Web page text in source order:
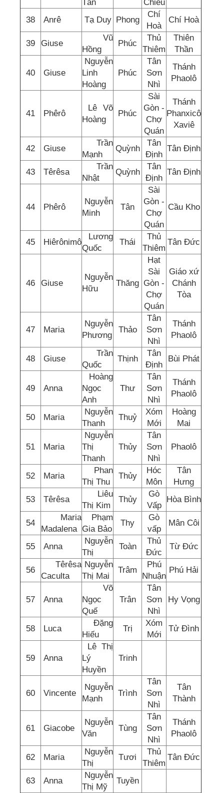
Tấn Chiếu
38 Anrê Tạ Duy Phong
Chí
Hoà
Chí Hoà
39 Giuse
Vũ
Hồng
Phúc
Thủ
Thiêm
Thiên
Thần
40 Giuse
Nguyễn
Linh
Hoàng
Phúc
Tân
Sơn
Nhì
Thánh
Phaolô
41 Phêrô
Lê Võ
Hoàng
Phúc
Sài
Gòn -
Chợ
Quán
Thánh
Phanxicô
Xaviê
42 Giuse
Trần
Mạnh
Quỳnh
Tân
Định
Tân Định
43 Têrêsa
Trần
Nhật
Quỳnh
Tân
Định
Tân Định
44 Phêrô
Nguyễn
Minh
Tân
Sài
Gòn -
Chợ
Quán
Cầu Kho
45 Hiêrônimô
Lương
Quốc
Thái
Thủ
Thiêm
Tân Đức
46 Giuse
Nguyễn
Hữu
Thăng
Hạt
Sài
Gòn -
Chợ
Quán
Giáo xứ
Chánh
Tòa
47 Maria
Nguyễn
Phương
Thảo
Tân
Sơn
Nhì
Thánh
Phaolô
48 Giuse
Trần
Quốc
Thịnh
Tân
Định
Bùi Phát
49 Anna
Hoàng
Ngọc
Anh
Thư
Tân
Sơn
Nhì
Thánh
Phaolô
50 Maria
Nguyễn
Thanh
Thuỷ
Xóm
Mới
Hoàng
Mai
51 Maria
Nguyễn
Thị
Thanh
Thủy
Tân
Sơn
Nhì
Phaolô
52 Maria
Phan
Thị Thu
Thủy
Hóc
Môn
Tân
Hưng
53
Têrêsa
Liêu
Thị Kim
Thủy
Gò
Vấp
Hòa Bình
54
Maria
Madalena
Phạm
Gia Bảo
Thy
Gò
vấp
Mân Côi
55 Anna
Nguyễn
Thị
Toàn
Thủ
Đức
Từ Đức
56
Têrêsa
Caculta
Nguyễn
Thị Mai
Trâm
Phú
Nhuận
Phú Hải
57 Anna
Võ
Ngọc
Quế
Trân
Tân
Sơn
Nhì
Hy Vọng
58 Luca
Đặng
Hiếu
Trị
Xóm
Mới
Tử Đình
59 Anna
Lê Thị
Lý
Huyền
Trinh
60 Vincente
Nguyễn
Mạnh
Trình
Tân
Sơn
Nhì
Tân
Thành
61 Giacobe
Nguyễn
Văn
Tùng
Tân
Sơn
Nhì
Thánh
Phaolô
62 Maria
Nguyễn
Thị
Tươi
Thủ
Thiêm
Tân Đức
63 Anna
Nguyễn
Thị Mỹ
Tuyền